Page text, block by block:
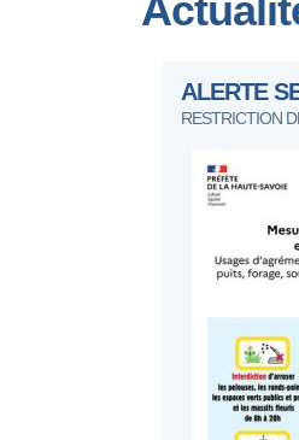
ALERTE
RESTRICTION